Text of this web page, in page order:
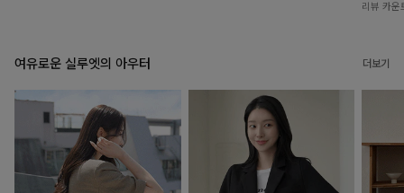
리뷰 카운
여유로운 실루엣의 아우터 더보기